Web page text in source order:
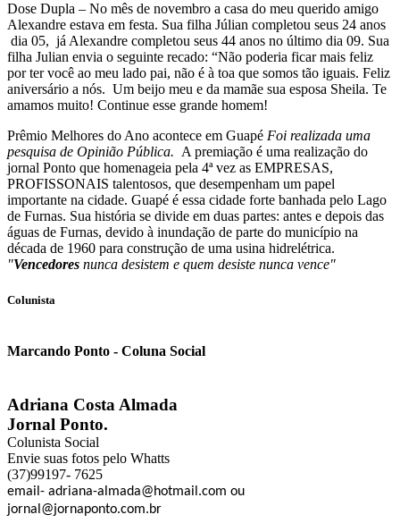
Dose Dupla – No mês de novembro a casa do meu querido amigo
Alexandre estava em festa. Sua filha Júlian completou seus 24 anos
dia 05, já Alexandre completou seus 44 anos no último dia 09. Sua
filha Julian envia o seguinte recado: “Não poderia ficar mais feliz
por ter você ao meu lado pai, não é à toa que somos tão iguais. Feliz
aniversário a nós. Um beijo meu e da mamãe sua esposa Sheila. Te
amamos muito! Continue esse grande homem!
Prêmio Melhores do Ano acontece em Guapé Foi realizada uma
pesquisa de Opinião Pública. A premiação é uma realização do
jornal Ponto que homenageia pela 4ª vez as EMPRESAS,
PROFISSONAIS talentosos, que desempenham um papel
importante na cidade. Guapé é essa cidade forte banhada pelo Lago
de Furnas. Sua história se divide em duas partes: antes e depois das
águas de Furnas, devido à inundação de parte do município na
década de 1960 para construção de uma usina hidrelétrica.
"Vencedores nunca desistem e quem desiste nunca vence"
Colunista
Marcando Ponto - Coluna Social
Adriana Costa Almada
Jornal Ponto.
Colunista Social
Envie suas fotos pelo Whatts
(37)99197- 7625
email- adriana-almada@hotmail.com ou
jornal@jornaponto.com.br